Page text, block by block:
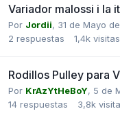
Variador malossi i la
Por Jordii, 31 de Mayo
2 respuestas 1,4k visitas
Rodillos Pulley para
Por KrAzYtHeBoY, 5 de
14 respuestas 3,8k